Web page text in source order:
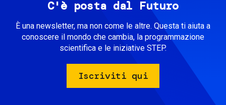
C'è posta dal Futuro
È una newsletter, ma non come le altre. Questa ti aiuta a
conoscere il mondo che cambia, la programmazione
scientifica e le iniziative STEP.
Iscriviti qui